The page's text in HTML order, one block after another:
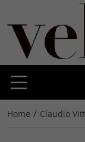
Home / Claudio